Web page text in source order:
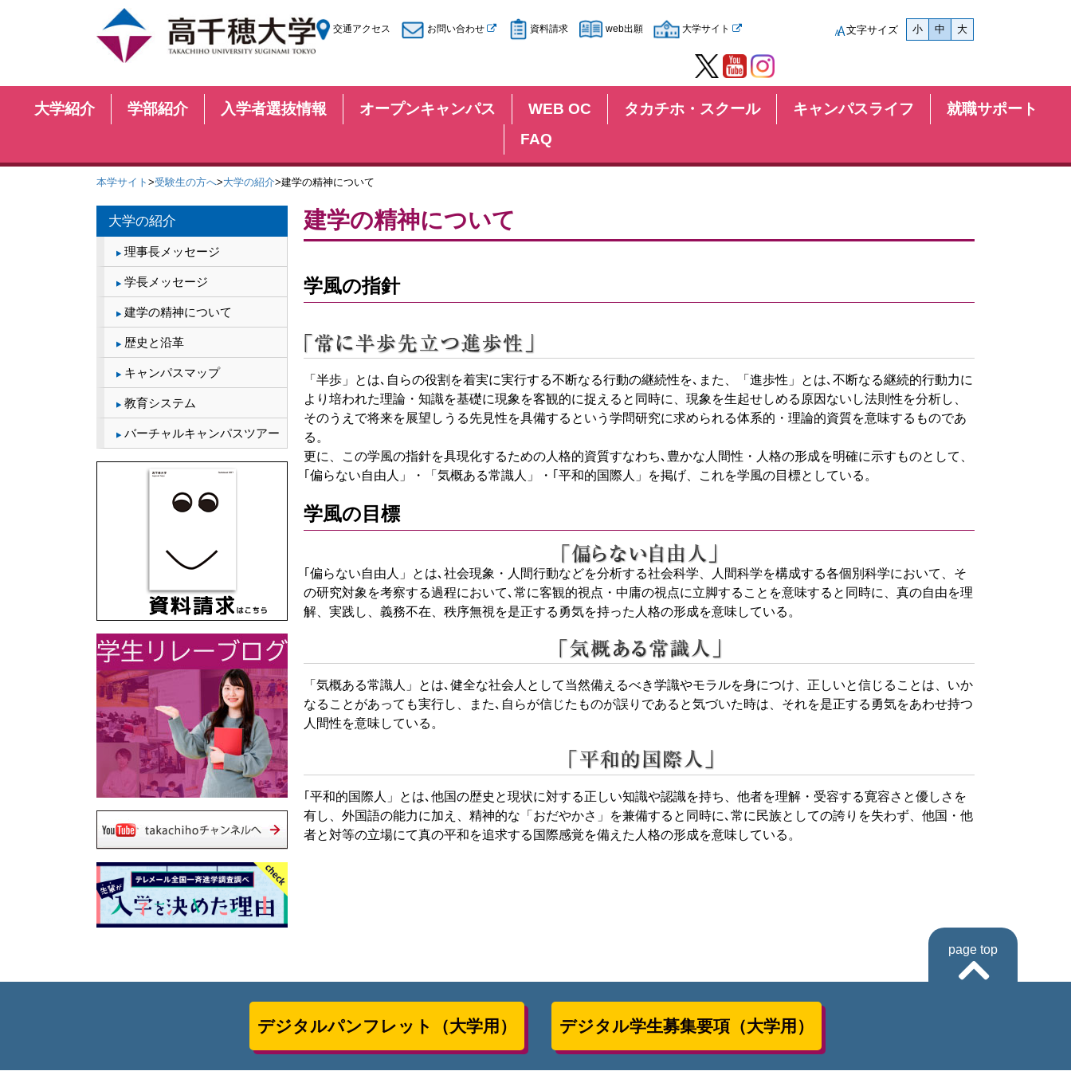
交通アクセス お問い合わせ 資料請求 web出願 大学サイト 小 中 大
文字サイズ
大学紹介 学部紹介 入学者選抜情報 オープンキャンパス WEB OC タカチホ・スクール キャンパスライフ
就職サポート
FAQ
本学サイト >受験生の方へ>大学の紹介>建学の精神について
大学の紹介
理事長メッセージ
学長メッセージ
建学の精神について
歴史と沿革
キャンパスマップ
教育システム
バーチャルキャンパスツアー
建学の精神について
学風の指針
「半歩」とは､自らの役割を着実に実行する不断なる行動の継続性を､また、「進歩性」とは､不断なる継続的行動力に
より培われた理論・知識を基礎に現象を客観的に捉えると同時に、現象を生起せしめる原因ないし法則性を分析し、
そのうえで将来を展望しうる先見性を具備するという学問研究に求められる体系的・理論的資質を意味するものであ
る。
更に、この学風の指針を具現化するための人格的資質すなわち､豊かな人間性・人格の形成を明確に示すものとして、
｢偏らない自由人」・「気概ある常識人」・｢平和的国際人」を掲げ、これを学風の目標としている。
学風の目標
｢偏らない自由人」とは､社会現象・人間行動などを分析する社会科学、人間科学を構成する各個別科学において、そ
の研究対象を考察する過程において､常に客観的視点・中庸の視点に立脚することを意味すると同時に、真の自由を理
解、実践し、義務不在、秩序無視を是正する勇気を持った人格の形成を意味している。
「気概ある常識人」とは､健全な社会人として当然備えるべき学識やモラルを身につけ、正しいと信じることは、いか
なることがあっても実行し、また､自らが信じたものが誤りであると気づいた時は、それを是正する勇気をあわせ持つ
人間性を意味している。
｢平和的国際人」とは､他国の歴史と現状に対する正しい知識や認識を持ち、他者を理解・受容する寛容さと優しさを
有し、外国語の能力に加え、精神的な「おだやかさ」を兼備すると同時に､常に民族としての誇りを失わず、他国・他
者と対等の立場にて真の平和を追求する国際感覚を備えた人格の形成を意味している。
page top
デジタルパンフレット（大学用） デジタル学生募集要項（大学用）